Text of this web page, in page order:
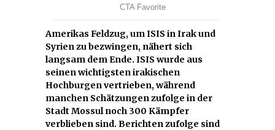
Amerikas Feldzug, um ISIS in Irak und
Syrien zu bezwingen, nähert sich
langsam dem Ende. ISIS wurde aus
seinen wichtigsten irakischen
Hochburgen vertrieben, während
manchen Schätzungen zufolge in der
Stadt Mossul noch 300 Kämpfer
verblieben sind. Berichten zufolge sind